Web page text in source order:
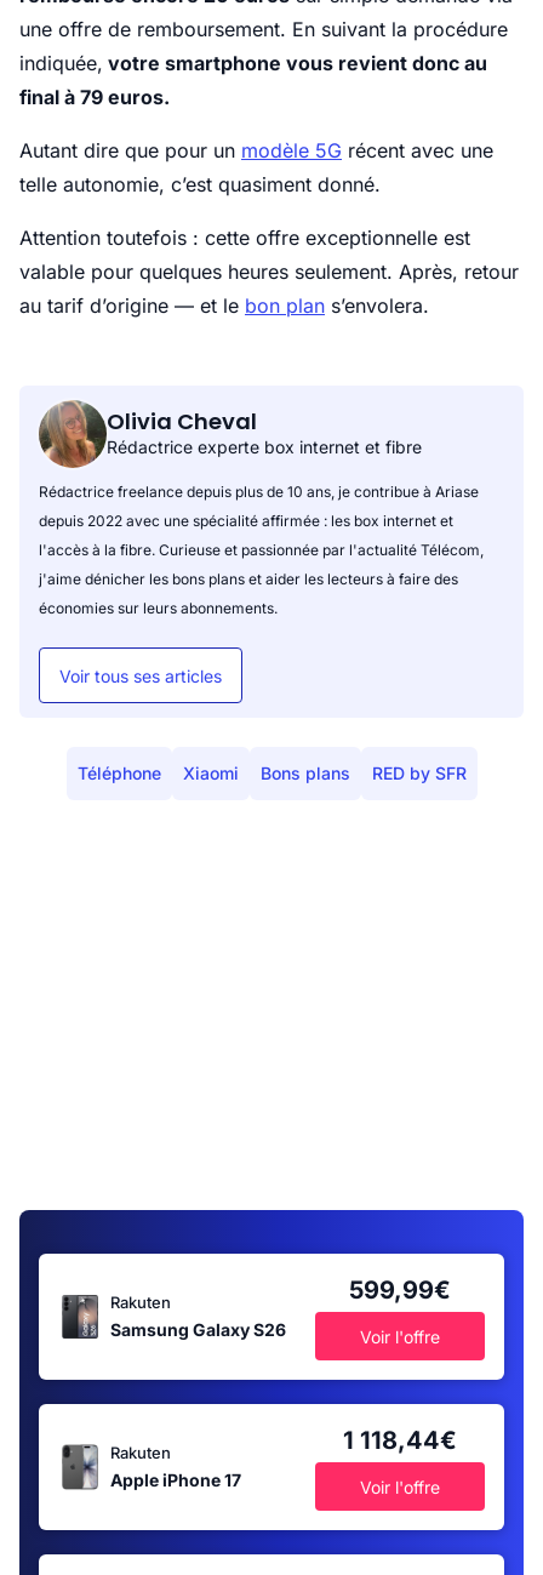
une offre de remboursement. En suivant la procédure
indiquée, votre smartphone vous revient donc au
final à 79 euros.
Autant dire que pour un modèle 5G récent avec une
telle autonomie, c’est quasiment donné.
Attention toutefois : cette offre exceptionnelle est
valable pour quelques heures seulement. Après, retour
au tarif d’origine — et le bon plan s’envolera.
Olivia Cheval
Rédactrice experte box internet et fibre
Rédactrice freelance depuis plus de 10 ans, je contribue à Ariase
depuis 2022 avec une spécialité affirmée : les box internet et
l'accès à la fibre. Curieuse et passionnée par l'actualité Télécom,
j'aime dénicher les bons plans et aider les lecteurs à faire des
économies sur leurs abonnements.
Voir tous ses articles
Téléphone Xiaomi Bons plans RED by SFR
Rakuten
Samsung Galaxy S26
599,99€
Voir l'offre
Rakuten
Apple iPhone 17
1 118,44€
Voir l'offre